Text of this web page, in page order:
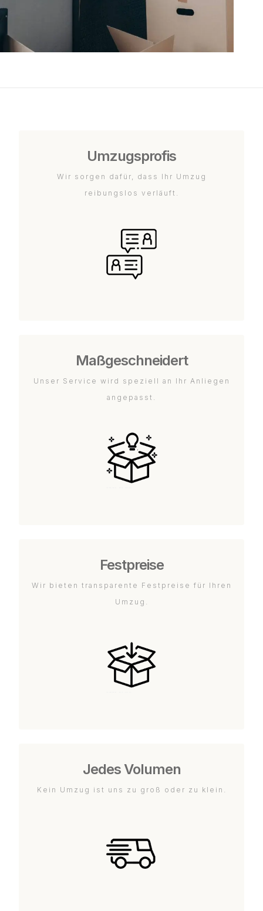
Umzugsprofis
Wir sorgen dafür, dass Ihr Umzug
reibungslos verläuft.
Maßgeschneidert
Unser Service wird speziell an Ihr Anliegen
angepasst.
Festpreise
Wir bieten transparente Festpreise für Ihren
Umzug.
Jedes Volumen
Kein Umzug ist uns zu groß oder zu klein.